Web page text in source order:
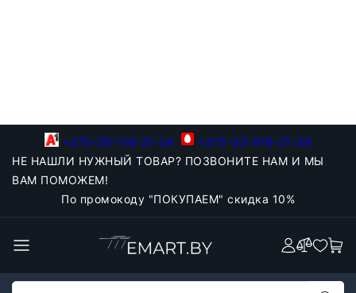
+375-29-118-21-34
+375-33-918-21-34
НЕ НАШЛИ НУЖНЫЙ ТОВАР? ПОЗВОНИТЕ НАМ И МЫ
ВАМ ПОМОЖЕМ!
По промокоду "ПОКУПАЕМ" скидка 10%